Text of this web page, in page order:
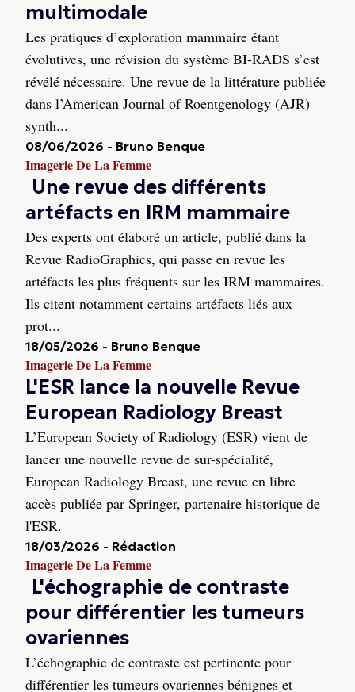
multimodale
Les pratiques d’exploration mammaire étant
évolutives, une révision du système BI-RADS s’est
révélé nécessaire. Une revue de la littérature publiée
dans l’American Journal of Roentgenology (AJR)
synth...
08/06/2026 - Bruno Benque
Imagerie De La Femme
Une revue des différents
artéfacts en IRM mammaire
Des experts ont élaboré un article, publié dans la
Revue RadioGraphics, qui passe en revue les
artéfacts les plus fréquents sur les IRM mammaires.
Ils citent notamment certains artéfacts liés aux
prot...
18/05/2026 - Bruno Benque
Imagerie De La Femme
L'ESR lance la nouvelle Revue
European Radiology Breast
L’European Society of Radiology (ESR) vient de
lancer une nouvelle revue de sur-spécialité,
European Radiology Breast, une revue en libre
accès publiée par Springer, partenaire historique de
l'ESR.
18/03/2026 - Rédaction
Imagerie De La Femme
L'échographie de contraste
pour différentier les tumeurs
ovariennes
L’échographie de contraste est pertinente pour
différentier les tumeurs ovariennes bénignes et